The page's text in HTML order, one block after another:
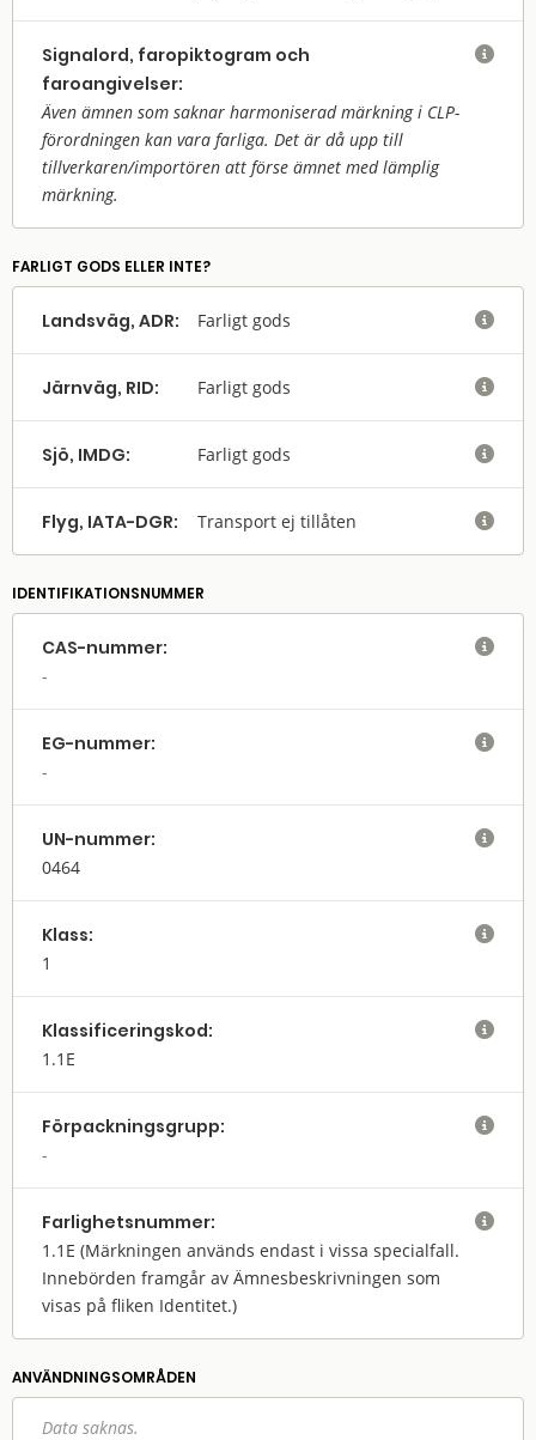
Signalord, faropiktogram och
faroangivelser:
Även ämnen som saknar harmoniserad märkning i CLP-
förordningen kan vara farliga. Det är då upp till
tillverkaren/importören att förse ämnet med lämplig
märkning.

FARLIGT GODS ELLER INTE?
Landsväg, ADR: Farligt gods 
Järnväg, RID: Farligt gods 
Sjö, IMDG: Farligt gods 
Flyg, IATA-DGR: Transport ej tillåten 
IDENTIFIKATIONSNUMMER
CAS-nummer: 
EG-nummer: 
UN-nummer:
0464

Klass:
1

Klassifi­cerings­kod:
1.1E

Förpack­nings­grupp: 
Farlighets­nummer:
1.1E (Märkningen används endast i vissa specialfall.
Innebörden framgår av Ämnesbeskrivningen som
visas på fliken Identitet.)

ANVÄNDNINGS­OMRÅDEN
Data saknas.